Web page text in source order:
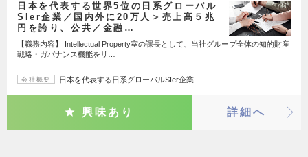
日本を代表する世界5位の日系グローバル
SIer企業／国内外に20万人＞売上高５兆
円を誇り、公共／金融…
【職務内容】 Intellectual Property室の課長として、当社グループ全体の知的財産
戦略・ガバナンス機能をリ…
会社概要 日本を代表する日系グローバルSIer企業
興味あり 詳細へ